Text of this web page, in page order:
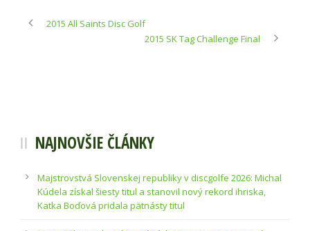
2015 All Saints Disc Golf
2015 SK Tag Challenge Final
NAJNOVŠIE ČLÁNKY
Majstrovstvá Slovenskej republiky v discgolfe 2026: Michal
Kúdela získal šiesty titul a stanovil nový rekord ihriska,
Katka Boďová pridala pätnásty titul